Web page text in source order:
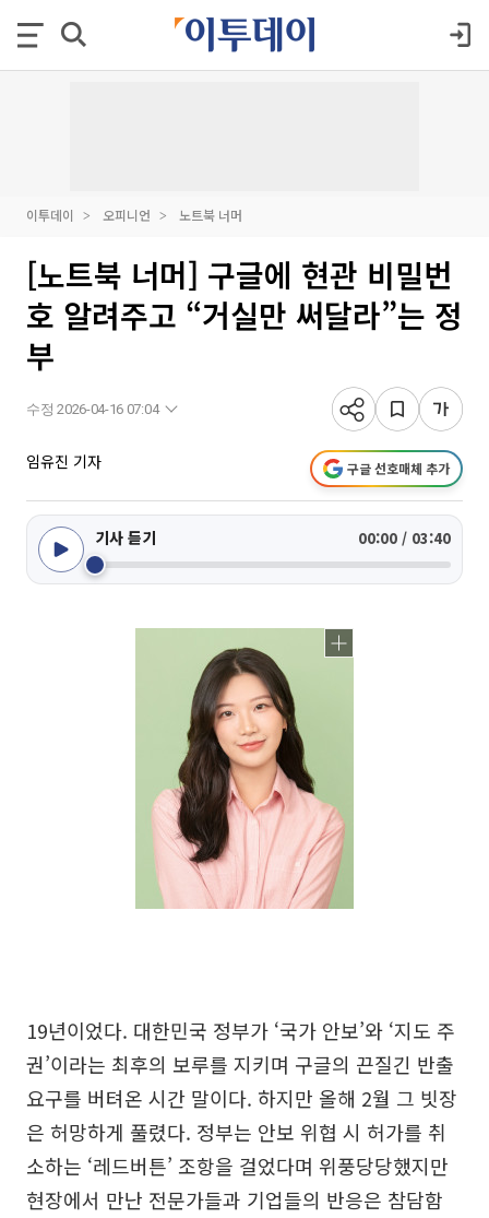
이투데이 오피니언 노트북 너머
[노트북 너머] 구글에 현관 비밀번
호 알려주고 “거실만 써달라”는 정
부
수정 2026-04-16 07:04
임유진 기자 구글 선호매체 추가
기사 듣기 00:00 / 03:40
19년이었다. 대한민국 정부가 ‘국가 안보’와 ‘지도 주
권’이라는 최후의 보루를 지키며 구글의 끈질긴 반출
요구를 버텨온 시간 말이다. 하지만 올해 2월 그 빗장
은 허망하게 풀렸다. 정부는 안보 위협 시 허가를 취
소하는 ‘레드버튼’ 조항을 걸었다며 위풍당당했지만
현장에서 만난 전문가들과 기업들의 반응은 참담함